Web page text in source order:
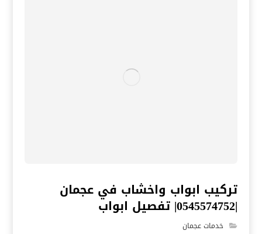
تركيب ابواب واخشاب في عجمان
|0545574752| تفصيل ابواب
خدمات عجمان